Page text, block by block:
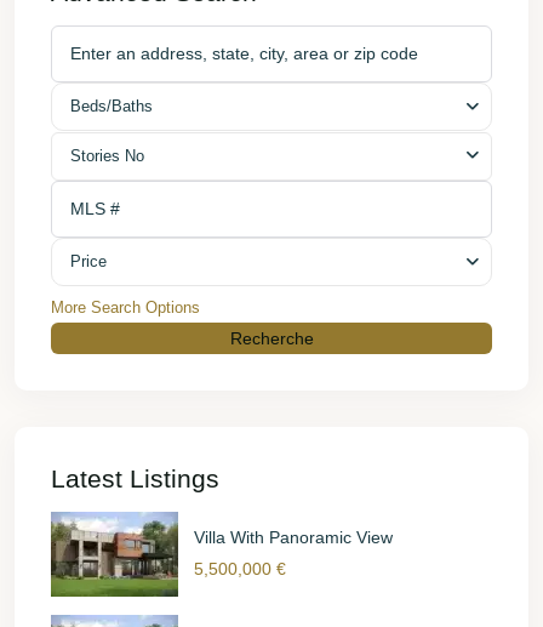
Beds/Baths
Stories No
Price
More Search Options
Recherche
Latest Listings
Villa With Panoramic View
5,500,000 €